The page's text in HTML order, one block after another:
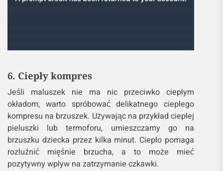
6. Ciepły kompres
Jeśli maluszek nie ma nic przeciwko ciepłym
okładom, warto spróbować delikatnego ciepłego
kompresu na brzuszek. Używając na przykład ciepłej
pieluszki lub termoforu, umieszczamy go na
brzuszku dziecka przez kilka minut. Ciepło pomaga
rozluźnić mięśnie brzucha, a to może mieć
pozytywny wpływ na zatrzymanie czkawki.